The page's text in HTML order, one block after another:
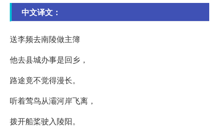
中文译文：
送李频去南陵做主簿
他去县城办事是回乡，
路途竟不觉得漫长。
听着莺鸟从灞河岸飞离，
拨开船桨驶入陵阳。